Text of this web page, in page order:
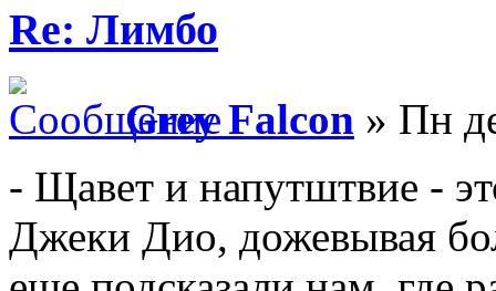
Re: Лимбо
Grey Falcon » Пн
- Щавет и напутштвие -
Джеки Дио, дожевывая